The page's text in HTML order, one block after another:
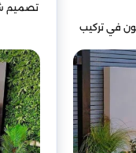
في تركيب
تصميم